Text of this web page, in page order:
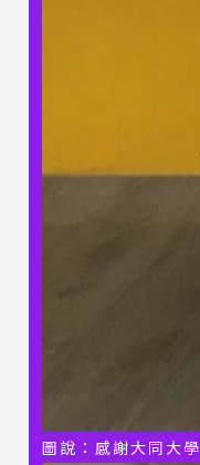
圖說：感謝大同大